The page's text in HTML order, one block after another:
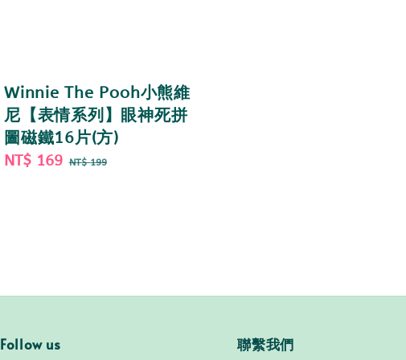
Winnie The Pooh小熊維
尼【表情系列】眼神死拼
圖磁鐵16片(方)
Sale
NT$ 169 Regular
NT$ 199
Follow us 聯繫我們